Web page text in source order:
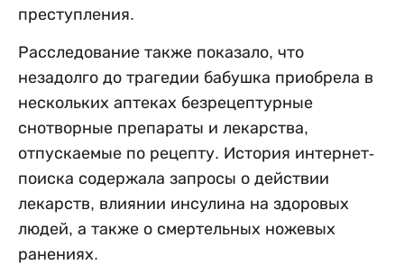
преступления.
Расследование также показало, что
незадолго до трагедии бабушка приобрела в
нескольких аптеках безрецептурные
снотворные препараты и лекарства,
отпускаемые по рецепту. История интернет-
поиска содержала запросы о действии
лекарств, влиянии инсулина на здоровых
людей, а также о смертельных ножевых
ранениях.